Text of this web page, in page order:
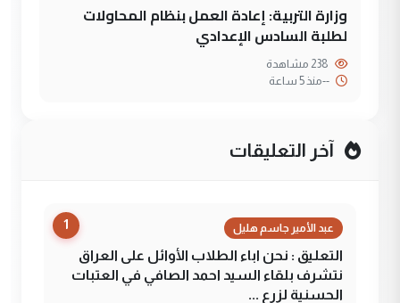
وزارة التربية: إعادة العمل بنظام المحاولات
لطلبة السادس الإعدادي
--منذ 5 ساعة
آخر التعليقات
1 عبد الأمير جاسم هليل
التعليق : نحن اباء الطلاب الأوائل على العراق
نتشرف بلقاء السيد احمد الصافي في العتبات
الحسنية لزرع ...